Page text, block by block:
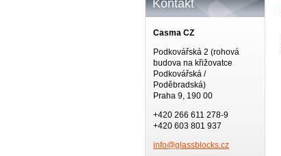
Kontakt
Casma CZ
Podkovářská 2 (rohová
budova na křižovatce
Podkovářská /
Poděbradská)
Praha 9, 190 00
+420 266 611 278-9
+420 603 801 937
info@glassblocks.cz